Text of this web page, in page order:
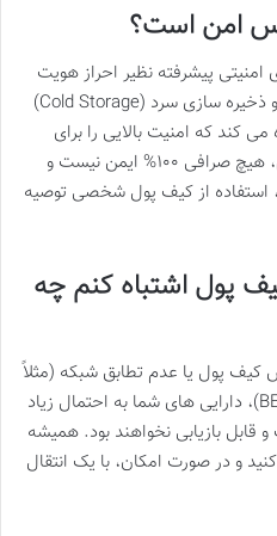
امن است؟
پیشرفته نظیر احراز هویت
دوعاملی (2FA)، رمزنگاری داده ها و ذخیره سازی سرد (Cold Storage)
کند که امنیت بالایی را برای
کاربران فراهم می آورد. با این حال، هیچ صرافی ۱۰۰% ایمن نیست و
استفاده از کیف پول شخصی توصیه
پول اشتباه کنم چه
کیف پول یا عدم تطابق شبکه (مثلاً
ارسال شیبا ERC20 به آدرس BEP20)، دارایی های شما به احتمال زیاد
بازیابی نخواهند بود. همیشه
و در صورت امکان، با یک انتقال